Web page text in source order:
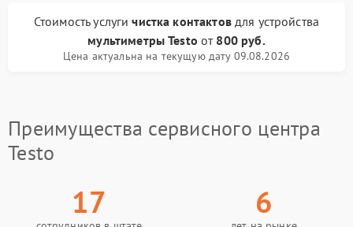
Стоимость услугичистка контактовдля устройства
мультиметры Testo от 800 руб.
Цена актуальна на текущую дату 09.08.2026
Преимущества сервисного центра
Testo
17 6